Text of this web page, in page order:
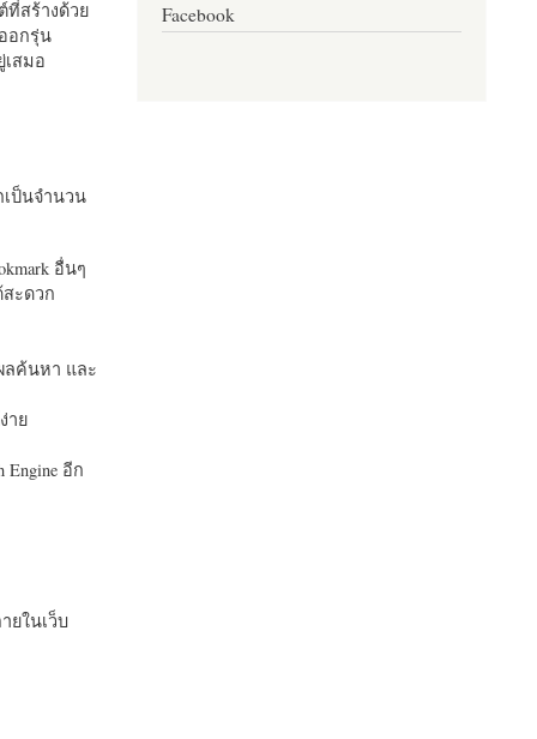
ที่สร้างด้วย
อกรุ่น
สมอ
ป็นจำนวน
อื่นๆ
สะดวก
ลค้นหา และ
าย
อีก
ยในเว็บ
Facebook